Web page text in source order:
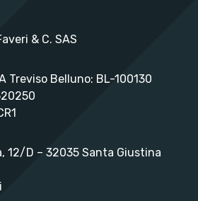
& C. SAS
Treviso Belluno: BL-100130
12/D – 32035 Santa Giustina